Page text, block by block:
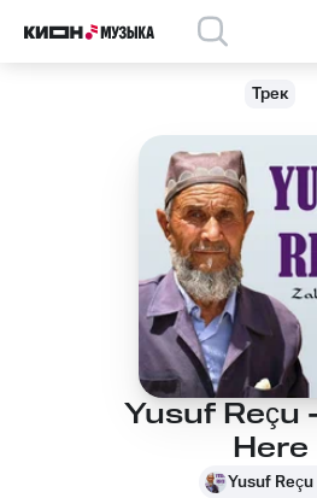
Трек
Yusuf Reçu
Here
Yusuf Reçu